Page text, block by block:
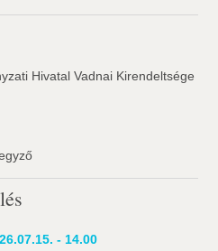
Hivatal Vadnai Kirendeltsége
- 14.00